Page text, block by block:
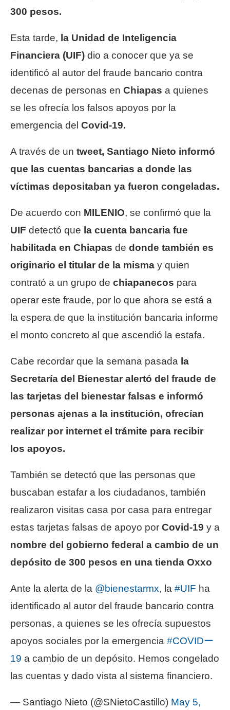
300 pesos.
Esta tarde, la Unidad de Inteligencia
Financiera (UIF) dio a conocer que ya se
identificó al autor del fraude bancario contra
decenas de personas en Chiapas a quienes
se les ofrecía los falsos apoyos por la
emergencia del Covid-19.
A través de un tweet, Santiago Nieto informó
que las cuentas bancarias a donde las
víctimas depositaban ya fueron congeladas.
De acuerdo con MILENIO, se confirmó que la
UIF detectó que la cuenta bancaria fue
habilitada en Chiapas de donde también es
originario el titular de la misma y quien
contrató a un grupo de chiapanecos para
operar este fraude, por lo que ahora se está a
la espera de que la institución bancaria informe
el monto concreto al que ascendió la estafa.
Cabe recordar que la semana pasada la
Secretaría del Bienestar alertó del fraude de
las tarjetas del bienestar falsas e informó
personas ajenas a la institución, ofrecían
realizar por internet el trámite para recibir
los apoyos.
También se detectó que las personas que
buscaban estafar a los ciudadanos, también
realizaron visitas casa por casa para entregar
estas tarjetas falsas de apoyo por Covid-19 y a
nombre del gobierno federal a cambio de un
depósito de 300 pesos en una tienda Oxxo
Ante la alerta de la @bienestarmx, la #UIF ha
identificado al autor del fraude bancario contra
personas, a quienes se les ofrecía supuestos
apoyos sociales por la emergencia #COVIDー
19 a cambio de un depósito. Hemos congelado
las cuentas y dado vista al sistema financiero.
— Santiago Nieto (@SNietoCastillo) May 5,